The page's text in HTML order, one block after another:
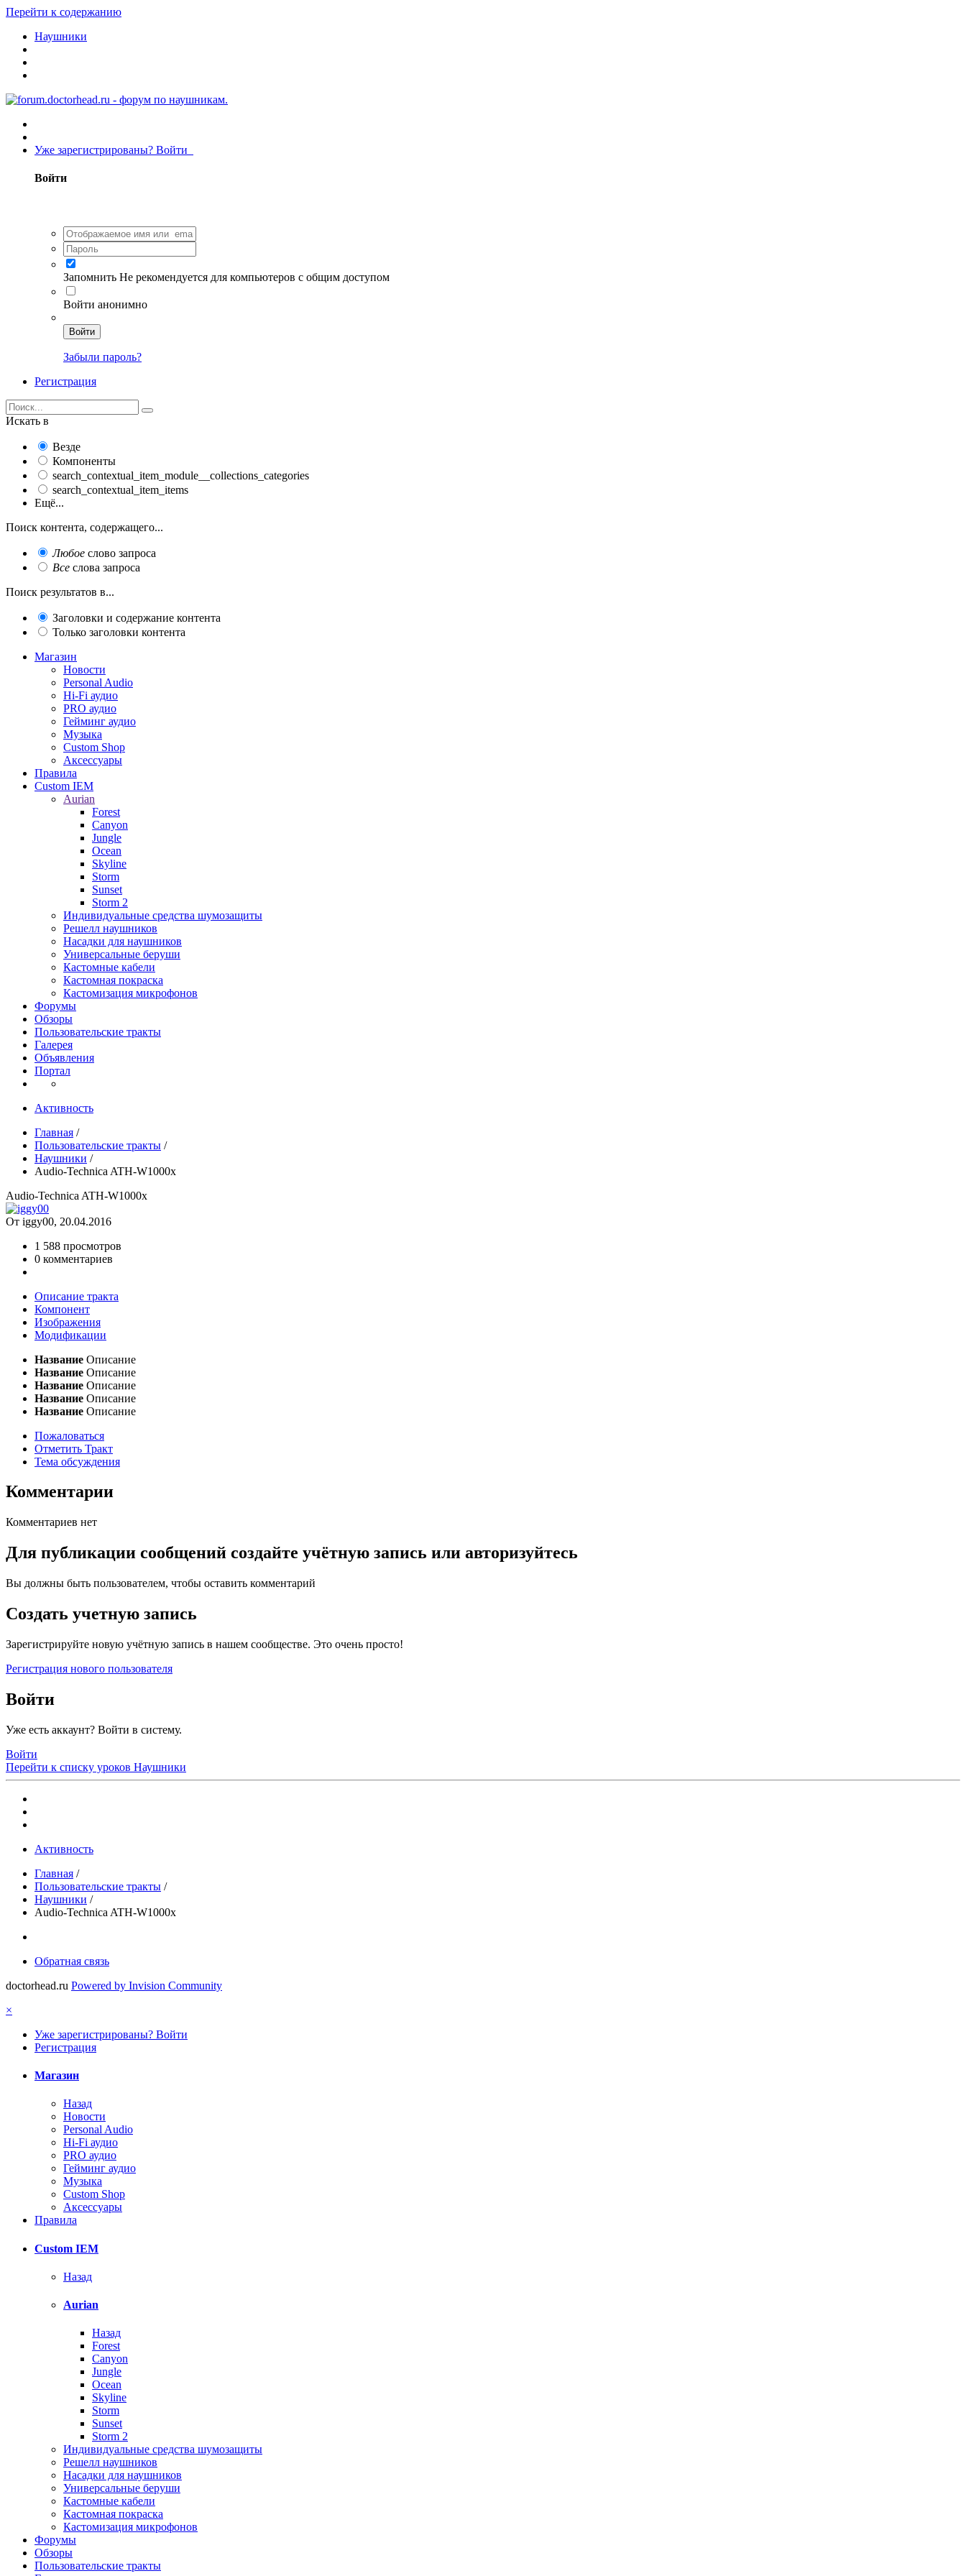
Перейти к содержанию
Наушники
Уже зарегистрированы? Войти
Войти
Запомнить Не рекомендуется для компьютеров с общим доступом
Войти анонимно
Войти
Забыли пароль?
Регистрация
Искать в
Везде
Компоненты
search_contextual_item_module__collections_categories
search_contextual_item_items
Ещё...
Поиск контента, содержащего...
Любое слово запроса
Все слова запроса
Поиск результатов в...
Заголовки и содержание контента
Только заголовки контента
Магазин
Новости
Personal Audio
Hi-Fi аудио
PRO аудио
Гейминг аудио
Музыка
Custom Shop
Аксессуары
Правила
Custom IEM
Aurian
Forest
Canyon
Jungle
Ocean
Skyline
Storm
Sunset
Storm 2
Индивидуальные средства шумозащиты
Решелл наушников
Насадки для наушников
Универсальные беруши
Кастомные кабели
Кастомная покраска
Кастомизация микрофонов
Форумы
Обзоры
Пользовательские тракты
Галерея
Объявления
Портал
Активность
Главная /
Пользовательские тракты /
Наушники /
Audio-Technica ATH-W1000x
Audio-Technica ATH-W1000x
От iggy00, 20.04.2016
1 588 просмотров
0 комментариев
Описание тракта
Компонент
Изображения
Модификации
Название Описание
Название Описание
Название Описание
Название Описание
Название Описание
Пожаловаться
Отметить Тракт
Тема обсуждения
Комментарии
Комментариев нет
Для публикации сообщений создайте учётную запись или авторизуйтесь
Вы должны быть пользователем, чтобы оставить комментарий
Создать учетную запись
Зарегистрируйте новую учётную запись в нашем сообществе. Это очень просто!
Регистрация нового пользователя
Войти
Уже есть аккаунт? Войти в систему.
Войти
Перейти к списку уроков Наушники
Активность
Главная /
Пользовательские тракты /
Наушники /
Audio-Technica ATH-W1000x
Обратная связь
doctorhead.ru Powered by Invision Community
×
Уже зарегистрированы? Войти
Регистрация
Магазин
Назад
Новости
Personal Audio
Hi-Fi аудио
PRO аудио
Гейминг аудио
Музыка
Custom Shop
Аксессуары
Правила
Custom IEM
Назад
Aurian
Назад
Forest
Canyon
Jungle
Ocean
Skyline
Storm
Sunset
Storm 2
Индивидуальные средства шумозащиты
Решелл наушников
Насадки для наушников
Универсальные беруши
Кастомные кабели
Кастомная покраска
Кастомизация микрофонов
Форумы
Обзоры
Пользовательские тракты